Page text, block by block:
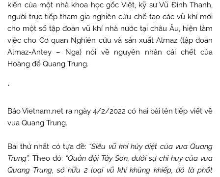
kiến của một nhà khoa học gốc Việt, kỹ sư Vũ Đình Thanh,
người trực tiếp tham gia nghiên cứu chế tạo các vũ khí mới
cho một số tập đoàn vũ khí nhà nước tại châu Âu, hiện làm
việc cho Cơ quan Nghiên cứu và sản xuất Almaz (tập đoàn
Almaz-Antey – Nga) nói về nguyên nhân cái chết của
Hoàng đế Quang Trung.
*
Báo Vietnam.net ra ngày 4/2/2022 có hai bài lên tiếp viết về
vua Quang Trung.
Bài thứ nhất có tựa đề: “Siêu vũ khí hủy diệt của vua Quang
Trung”. Theo đó: “Quân đội Tây Sơn, dưới sự chỉ huy của vua
Quang Trung, sở hữu 2 loại vũ khí khủng khiếp, đó là phốt